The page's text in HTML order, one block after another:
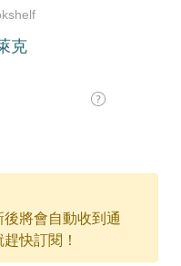
將會自動收到通
快訂閱！